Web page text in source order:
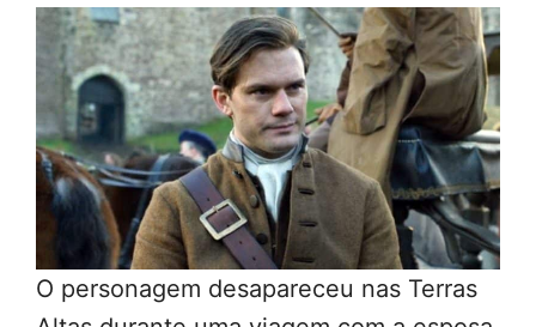
O personagem desapareceu nas Terras